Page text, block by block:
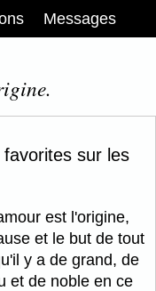
Messages
sur les
est l'origine,
et le but de tout
y a de grand, de
et de noble en ce